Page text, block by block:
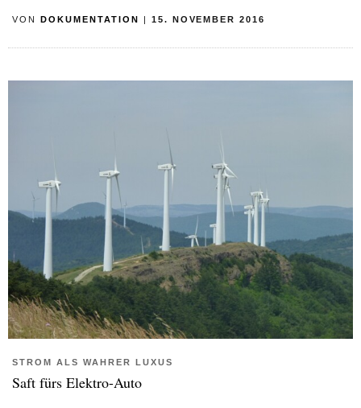
VON DOKUMENTATION | 15. NOVEMBER 2016
STROM ALS WAHRER LUXUS
Saft fürs Elektro-Auto